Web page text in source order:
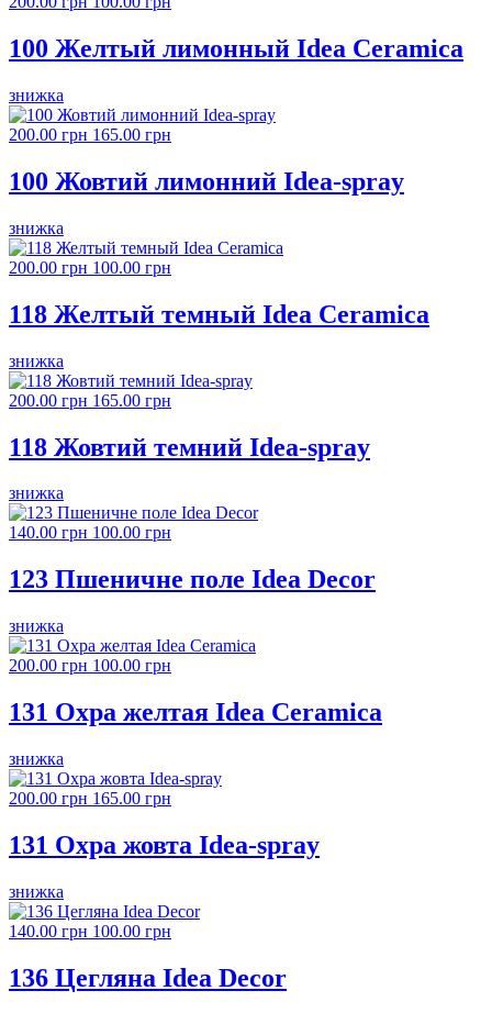
100 Желтый лимонный Idea Ceramica
знижка
200.00 грн 165.00 грн
100 Жовтий лимонний Idea-spray
знижка
200.00 грн 100.00 грн
118 Желтый темный Idea Ceramica
знижка
200.00 грн 165.00 грн
118 Жовтий темний Idea-spray
знижка
140.00 грн 100.00 грн
123 Пшеничне поле Idea Decor
знижка
200.00 грн 100.00 грн
131 Охра желтая Idea Ceramica
знижка
200.00 грн 165.00 грн
131 Охра жовта Idea-spray
знижка
140.00 грн 100.00 грн
136 Цегляна Idea Decor